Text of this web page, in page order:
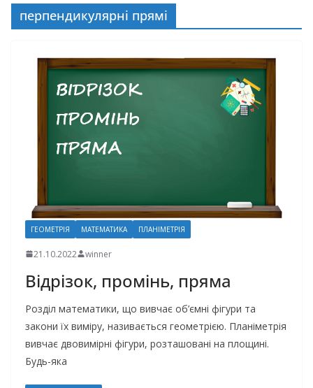
перпендикулярні прямі
ГЕОМЕТРІЯ МАТЕМАТИКА ПЛАНІМЕТРІЯ
21.10.2022 winner
Відрізок, промінь, пряма
Розділ математики, що вивчає об’ємні фігури та
закони їх виміру, називається геометрією. Планіметрія
вивчає двовимірні фігури, розташовані на площині.
Будь-яка